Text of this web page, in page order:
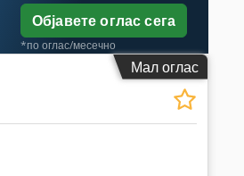
Објавете оглас сега
*по оглас/месечно
Мал оглас